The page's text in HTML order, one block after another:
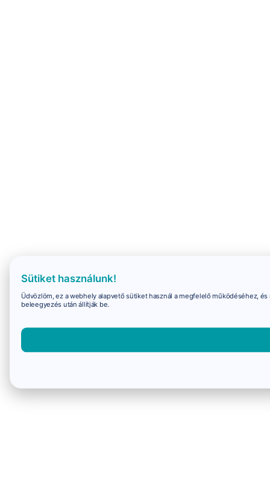
Sütiket használunk!
Üdvözlöm, ez a webhely alapvető sütiket használ a megfelelő működéséhez,
beleegyezés után állítják be.